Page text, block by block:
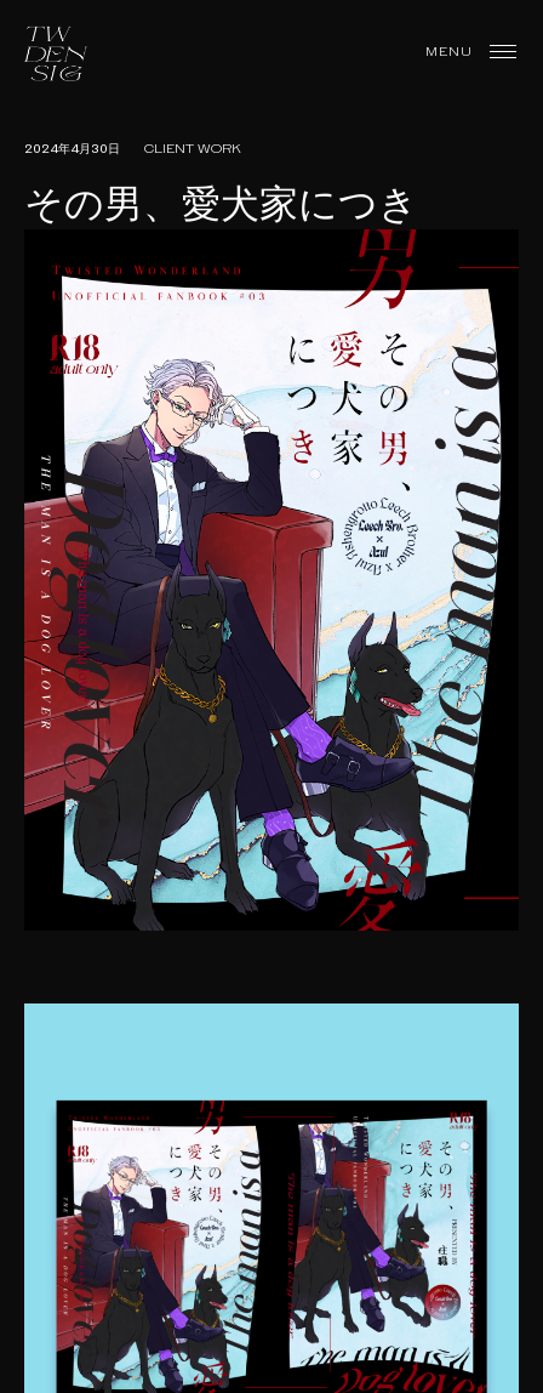
content
MENU
2024年4月30日 CLIENT WORK
その男、愛犬家につき